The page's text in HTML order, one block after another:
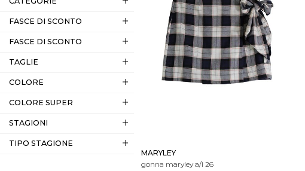
FASCE DI SCONTO
FASCE DI SCONTO
TAGLIE
COLORE
COLORE SUPER
STAGIONI
TIPO STAGIONE
MARYLEY
gonna maryley a/i 26